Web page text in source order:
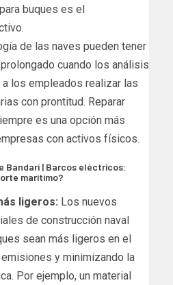
buques es el
de las naves pueden tener
cuando los análisis
los empleados realizar las
con prontitud. Reparar
es una opción más
con activos físicos.
Bandari | Barcos eléctricos:
marítimo?
ligeros: Los nuevos
de construcción naval
sean más ligeros en el
y minimizando la
Por ejemplo, un material